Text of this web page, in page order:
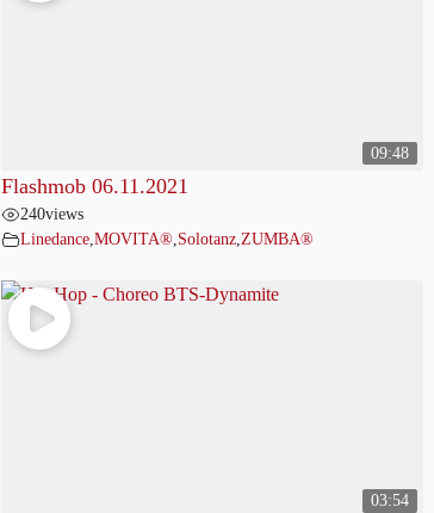
09:48
Flashmob 06.11.2021
240views
Linedance,MOVITA®,Solotanz,ZUMBA®
03:54